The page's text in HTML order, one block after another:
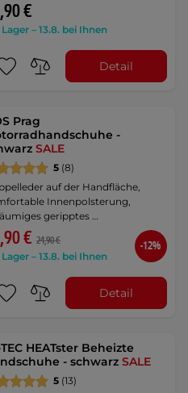
€
– 13.8. bei Ihnen
Detail
Prag
-
SALE
5 (8)
auf der Handfläche,
Innenpolsterung,
geripptes …
€ 24,90 €
– 13.8. bei Ihnen
-12%
Detail
HEATster Beheizte
- schwarzSALE
5 (13)